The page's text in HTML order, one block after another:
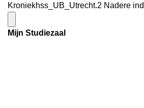
Kroniekhss_UB_Utrecht.2 Nadere
Mijn Studiezaal